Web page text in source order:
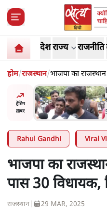
देशराज्य राजनीति
होम/राजस्थान/भाजपा का
दिल्ली क्यों आई हैं?
ट्रेंडिंग
ख़बर
भागवत
Rahul Gandhi Viral
भाजपा का
पास 30 विधायक,
राजस्थान 29 MAR, 2025